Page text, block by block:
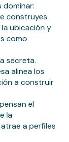
construyes.
ubicación y
como
secreta.
alinea los
a construir
el
la
a perfiles